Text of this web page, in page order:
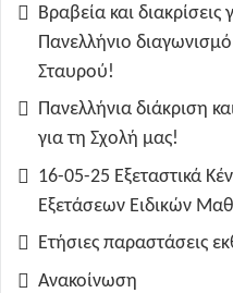
Βραβεία και
Πανελλήνιο
Σταυρού!
Πανελλήνια διάκριση
για τη Σχολή μας!
16-05-25 Εξεταστικά
Εξετάσεων Ειδικών
Ετήσιες παραστάσεις
Ανακοίνωση